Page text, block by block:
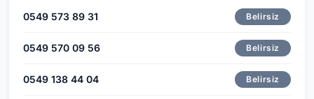
0549 573 89 31 Belirsiz
0549 570 09 56 Belirsiz
0549 138 44 04 Belirsiz